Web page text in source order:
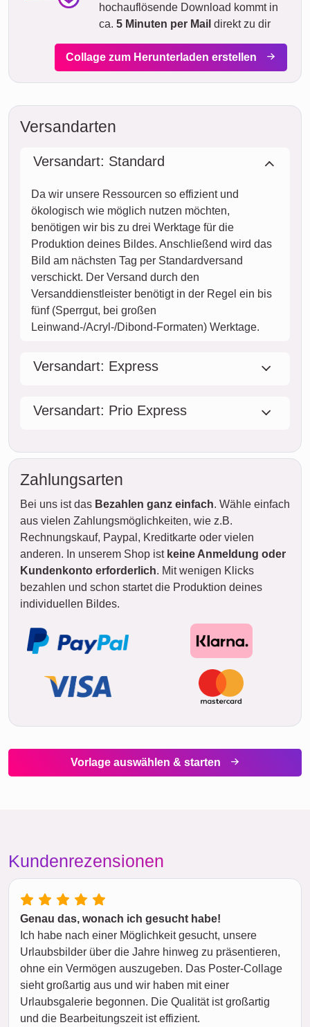
hochauflösende Download kommt in
ca. 5 Minuten per Mail direkt zu dir
Collage zum Herunterladen erstellen
Versandarten
Versandart: Standard
Da wir unsere Ressourcen so effizient und
ökologisch wie möglich nutzen möchten,
benötigen wir bis zu drei Werktage für die
Produktion deines Bildes. Anschließend wird das
Bild am nächsten Tag per Standardversand
verschickt. Der Versand durch den
Versanddienstleister benötigt in der Regel ein bis
fünf (Sperrgut, bei großen
Leinwand-/Acryl-/Dibond-Formaten) Werktage.
Versandart: Express
Versandart: Prio Express
Zahlungsarten
Bei uns ist das Bezahlen ganz einfach. Wähle einfach
aus vielen Zahlungsmöglichkeiten, wie z.B.
Rechnungskauf, Paypal, Kreditkarte oder vielen
anderen. In unserem Shop ist keine Anmeldung oder
Kundenkonto erforderlich. Mit wenigen Klicks
bezahlen und schon startet die Produktion deines
individuellen Bildes.
Vorlage auswählen & starten
Kundenrezensionen
Genau das, wonach ich gesucht habe!
Ich habe nach einer Möglichkeit gesucht, unsere
Urlaubsbilder über die Jahre hinweg zu präsentieren,
ohne ein Vermögen auszugeben. Das Poster-Collage
sieht großartig aus und wir haben mit einer
Urlaubsgalerie begonnen. Die Qualität ist großartig
und die Bearbeitungszeit ist effizient.